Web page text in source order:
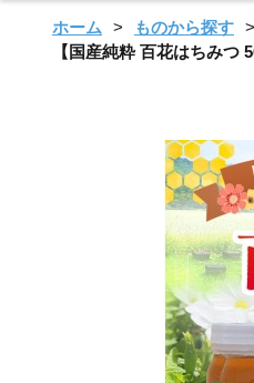
ホーム ものから探す
【国産純粋 百花はちみ